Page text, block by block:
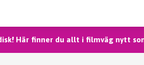
Här finner du allt i filmväg nytt